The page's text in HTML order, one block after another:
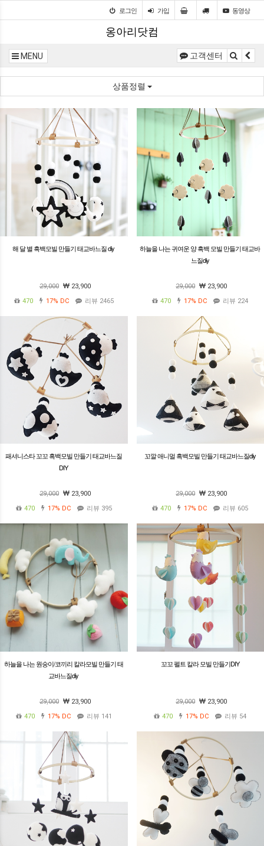
로그인 가입 동영상
옹아리닷컴
MENU 고객센터
상품정렬
해 달 별 흑백모빌 만들기 태교바느질 diy
29,000
23,900
470
17% DC 리뷰 2465
하늘을 나는 귀여운 양 흑백 모빌 만들기 태교바
느질diy
29,000
23,900
470
17% DC 리뷰 224
패셔니스타 꼬꼬 흑백모빌 만들기 태교바느질
DIY
29,000
23,900
470
17% DC 리뷰 395
꼬깔 애니멀 흑백모빌 만들기 태교바느질diy
29,000
23,900
470
17% DC 리뷰 605
하늘을 나는 원숭이/코끼리 칼라모빌 만들기 태
교바느질diy
29,000
23,900
470
17% DC 리뷰 141
꼬꼬 펠트 칼라 모빌 만들기DIY
29,000
23,900
470
17% DC 리뷰 54